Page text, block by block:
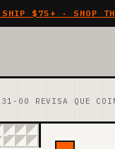
$75+ · SHOP
00 REVISA QUE